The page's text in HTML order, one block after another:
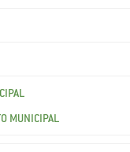
MUNICIPAL